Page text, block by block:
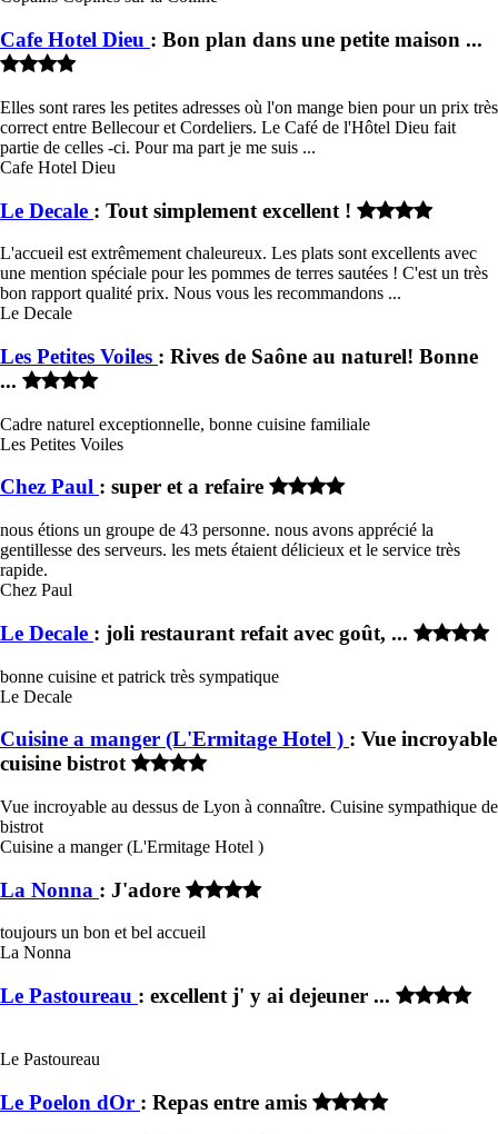
Cafe Hotel Dieu : Bon plan dans une petite maison ...
Elles sont rares les petites adresses où l'on mange bien pour un prix très
correct entre Bellecour et Cordeliers. Le Café de l'Hôtel Dieu fait
partie de celles -ci. Pour ma part je me suis ...
Cafe Hotel Dieu
Le Decale : Tout simplement excellent !
L'accueil est extrêmement chaleureux. Les plats sont excellents avec
une mention spéciale pour les pommes de terres sautées ! C'est un très
bon rapport qualité prix. Nous vous les recommandons ...
Le Decale
Les Petites Voiles : Rives de Saône au naturel! Bonne
...
Cadre naturel exceptionnelle, bonne cuisine familiale
Les Petites Voiles
Chez Paul : super et a refaire
nous étions un groupe de 43 personne. nous avons apprécié la
gentillesse des serveurs. les mets étaient délicieux et le service très
rapide.
Chez Paul
Le Decale : joli restaurant refait avec goût, ...
bonne cuisine et patrick très sympatique
Le Decale
Cuisine a manger (L'Ermitage Hotel ) : Vue incroyable
cuisine bistrot
Vue incroyable au dessus de Lyon à connaître. Cuisine sympathique de
bistrot
Cuisine a manger (L'Ermitage Hotel )
La Nonna : J'adore
toujours un bon et bel accueil
La Nonna
Le Pastoureau : excellent j' y ai dejeuner ...
Le Pastoureau
Le Poelon dOr : Repas entre amis